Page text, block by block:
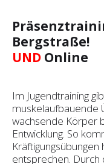
Bergstraße!
UND Online
Im Jugendtraining
muskelaufbauende
wachsende Körper
Entwicklung. So
entsprechen.